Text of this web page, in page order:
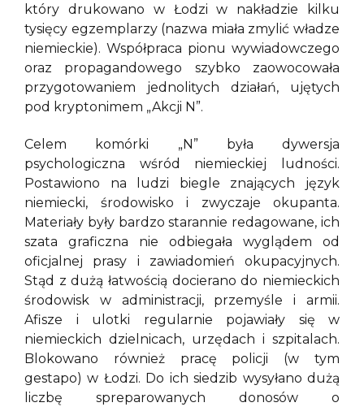
który drukowano w Łodzi w nakładzie kilku
tysięcy egzemplarzy (nazwa miała zmylić władze
niemieckie). Współpraca pionu wywiadowczego
oraz propagandowego szybko zaowocowała
przygotowaniem jednolitych działań, ujętych
pod kryptonimem „Akcji N”.
Celem komórki „N” była dywersja
psychologiczna wśród niemieckiej ludności.
Postawiono na ludzi biegle znających język
niemiecki, środowisko i zwyczaje okupanta.
Materiały były bardzo starannie redagowane, ich
szata graficzna nie odbiegała wyglądem od
oficjalnej prasy i zawiadomień okupacyjnych.
Stąd z dużą łatwością docierano do niemieckich
środowisk w administracji, przemyśle i armii.
Afisze i ulotki regularnie pojawiały się w
niemieckich dzielnicach, urzędach i szpitalach.
Blokowano również pracę policji (w tym
gestapo) w Łodzi. Do ich siedzib wysyłano dużą
liczbę spreparowanych donosów o